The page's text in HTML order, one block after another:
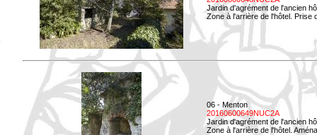
Jardin d'agrément de l'ancien
Zone à l'arrière de l'hôtel. Prise
06 - Menton
20160600649NUC2A
Jardin d'agrément de l'ancien
Zone à l'arrière de l'hôtel.